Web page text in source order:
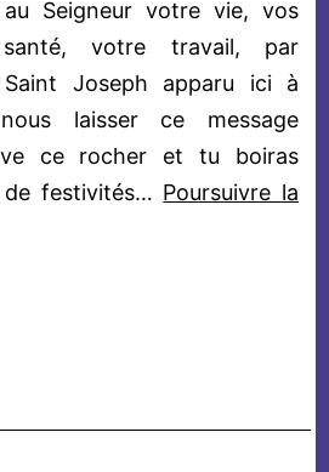
Seigneur votre vie, vos
votre travail, par
Saint Joseph apparu ici à
laisser ce message
ce rocher et tu boiras
de festivités… Poursuivre la